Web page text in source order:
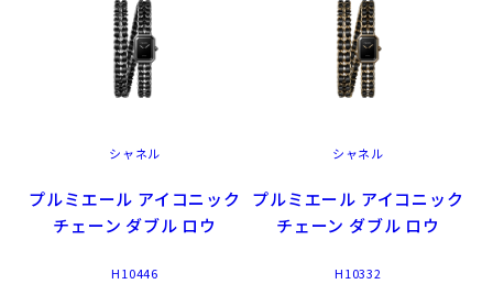
シャネル
プルミエール アイコニック
チェーン ダブル ロウ
H10446
シャネル
プルミエール アイコニック
チェーン ダブル ロウ
H10332